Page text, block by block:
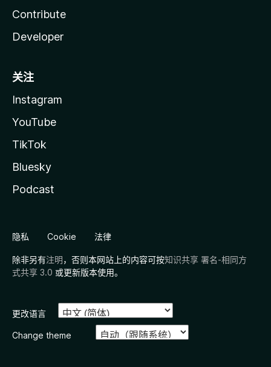
Contribute
Developer
关注
Instagram
YouTube
TikTok
Bluesky
Podcast
隐私 Cookie 法律
除非另有注明，否则本网站上的内容可按知识共享 署名-相同方
式共享 3.0 或更新版本使用。
更改语言
Change theme